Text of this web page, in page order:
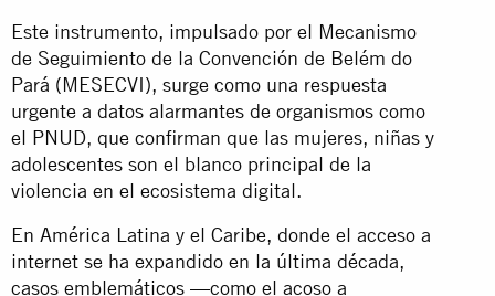
Este instrumento, impulsado por el Mecanismo
de Seguimiento de la Convención de Belém do
Pará (MESECVI), surge como una respuesta
urgente a datos alarmantes de organismos como
el PNUD, que confirman que las mujeres, niñas y
adolescentes son el blanco principal de la
violencia en el ecosistema digital.
En América Latina y el Caribe, donde el acceso a
internet se ha expandido en la última década,
casos emblemáticos —como el acoso a